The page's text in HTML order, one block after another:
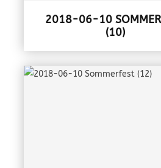
2018-06-10
(10)